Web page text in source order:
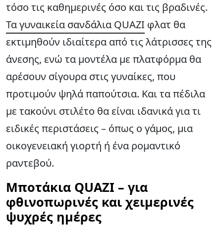
τόσο τις καθημερινές όσο και τις βραδινές.
Τα γυναικεία σανδάλια QUAZI φλατ θα
εκτιμηθούν ιδιαίτερα από τις λάτρισσες της
άνεσης, ενώ τα μοντέλα με πλατφόρμα θα
αρέσουν σίγουρα στις γυναίκες, που
προτιμούν ψηλά παπούτσια. Και τα πέδιλα
με τακούνι στιλέτο θα είναι ιδανικά για τι
ειδικές περιστάσεις – όπως ο γάμος, μια
οικογενειακή γιορτή ή ένα ρομαντικό
ραντεβού.
Μποτάκια QUAZI – για
φθινοπωρινές και χειμερινές
ψυχρές ημέρες